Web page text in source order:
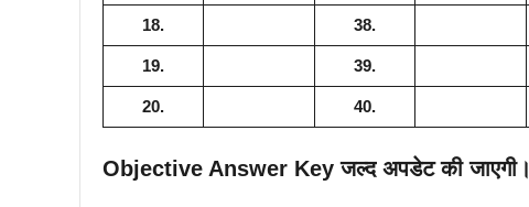
18. 38.
19. 39.
20. 40.
Objective Answer Key जल्द अपडेट की जाएगी।